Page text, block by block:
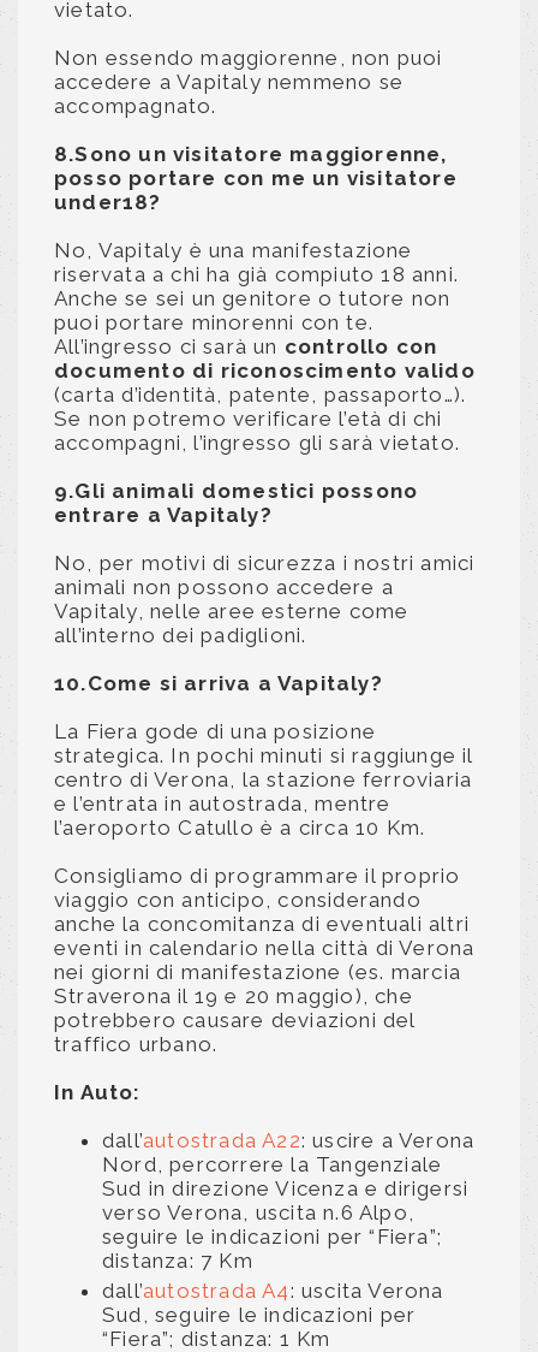
vietato.
Non essendo maggiorenne, non puoi
accedere a Vapitaly nemmeno se
accompagnato.
8.Sono un visitatore maggiorenne,
posso portare con me un visitatore
under18?
No, Vapitaly è una manifestazione
riservata a chi ha già compiuto 18 anni.
Anche se sei un genitore o tutore non
puoi portare minorenni con te.
All’ingresso ci sarà un controllo con
documento di riconoscimento valido
(carta d’identità, patente, passaporto…).
Se non potremo verificare l’età di chi
accompagni, l’ingresso gli sarà vietato.
9.Gli animali domestici possono
entrare a Vapitaly?
No, per motivi di sicurezza i nostri amici
animali non possono accedere a
Vapitaly, nelle aree esterne come
all’interno dei padiglioni.
10.Come si arriva a Vapitaly?
La Fiera gode di una posizione
strategica. In pochi minuti si raggiunge il
centro di Verona, la stazione ferroviaria
e l’entrata in autostrada, mentre
l’aeroporto Catullo è a circa 10 Km.
Consigliamo di programmare il proprio
viaggio con anticipo, considerando
anche la concomitanza di eventuali altri
eventi in calendario nella città di Verona
nei giorni di manifestazione (es. marcia
Straverona il 19 e 20 maggio), che
potrebbero causare deviazioni del
traffico urbano.
In Auto:
dall’autostrada A22: uscire a Verona
Nord, percorrere la Tangenziale
Sud in direzione Vicenza e dirigersi
verso Verona, uscita n.6 Alpo,
seguire le indicazioni per “Fiera”;
distanza: 7 Km
dall’autostrada A4: uscita Verona
Sud, seguire le indicazioni per
“Fiera”; distanza: 1 Km